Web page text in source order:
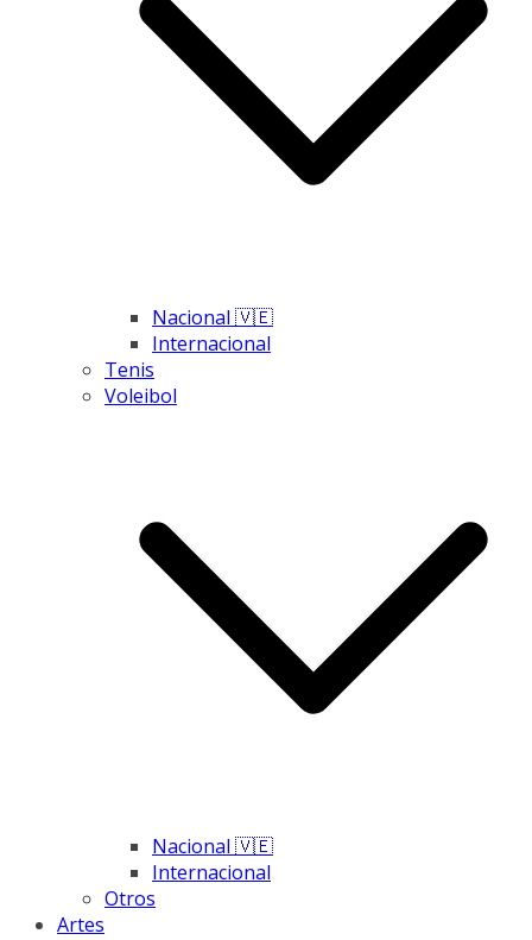
Nacional 🇻🇪
Internacional
Tenis
Voleibol
Nacional 🇻🇪
Internacional
Otros
Artes